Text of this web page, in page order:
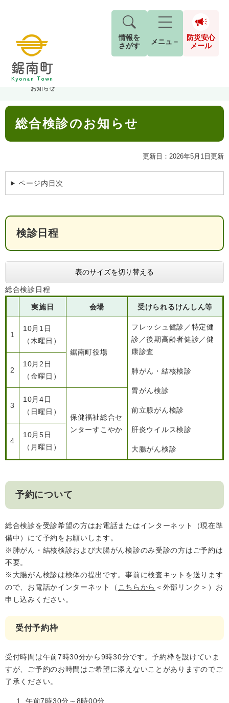
でば
情報を
さがす
メニュ－
防災安心
メール
キーワード検索
G
l
e
カ
タ
検
象
ハザードマップ
休日夜間救急 鋸南病院
便利なサービス
循環バス 防災安心メール
検索キーワード
ライフシーンから探す
ご利用ガイド
音声読み上げ For Foreigners
背景色 白 黒 青
くらし・手続き
住民票・戸籍
保険・年金
税金
消防・防災
防犯・安全
上水道・下水道
ごみ・環境・ペット
コミュニティ・協働
住まい
健康・福祉
健康・医療
福祉・介護
子育て・教育
子育て
教育
生涯学習・スポーツ
しごと・産業
産業振興
しごと
観光情報
観る・遊ぶ
泊まる
町政情報
政策・施策
町の取り組み
広報・広聴
職員採用・人事
とじる
災
心
ー
現在、掲載されている情報はありません。
現在地 トップページ
お知らせ
本
総合検診のお知らせ
更新日：2026年5月1日更新
ページ内目次
検診日程
表のサイズを切り替える
総合検診日程
実施日 会場 受けられるけんしん等
1
10月1日
（木曜日）
鋸南町役場
フレッシュ健診／特定健
診／後期高齢者健診／健
康診査
肺がん・結核検診
胃がん検診
前立腺がん検診
肝炎ウイルス検診
大腸がん検診
2
10月2日
（金曜日）
3
10月4日
（日曜日）
保健福祉総合セ
ンターすこやか
4
10月5日
（月曜日）
予約について
総合検診を受診希望の方はお電話またはインターネット（現在準
備中）にて予約をお願いします。
※肺がん・結核検診および大腸がん検診のみ受診の方はご予約は
不要。
※大腸がん検診は検体の提出です。事前に検査キットを送ります
ので、お電話かインターネット（ こちらから ＜外部リンク＞ ）お
申し込みください。
受付予約枠
受付時間は午前7時30分から9時30分です。予約枠を設けていま
すが、ご予約のお時間はご希望に添えないことがありますのでご
了承ください。
午前7時30分～8時00分